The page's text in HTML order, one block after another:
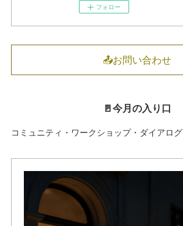
フォロー
📤お問い合わせ
🚪今月の入り口
コミュニティ・ワークショップ・ダイアログ